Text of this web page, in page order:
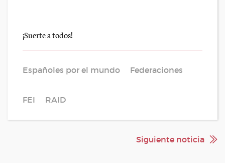
¡Suerte a todos!
Españoles por el mundo Federaciones
FEI RAID
Siguiente noticia